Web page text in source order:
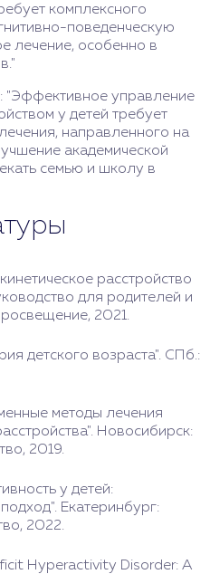
комплексного
поведенческую
лечение, особенно в
"Эффективное управление
у детей требует
направленного на
академической
семью и школу в
расстройство
для родителей и
2021.
детского возраста". СПб.:
методы лечения
Новосибирск:
2019.
у детей:
Екатеринбург:
2022.
Hyperactivity Disorder: A